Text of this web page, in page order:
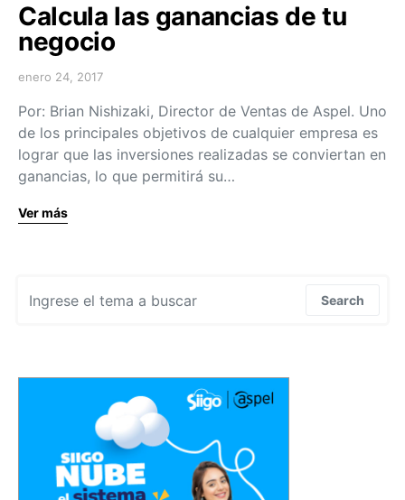
Calcula las ganancias de tu
negocio
enero 24, 2017
Por: Brian Nishizaki, Director de Ventas de Aspel. Uno
de los principales objetivos de cualquier empresa es
lograr que las inversiones realizadas se conviertan en
ganancias, lo que permitirá su…
Ver más
Search